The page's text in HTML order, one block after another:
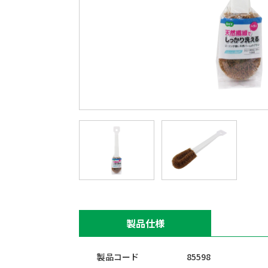
製品仕様
製品コード 85598